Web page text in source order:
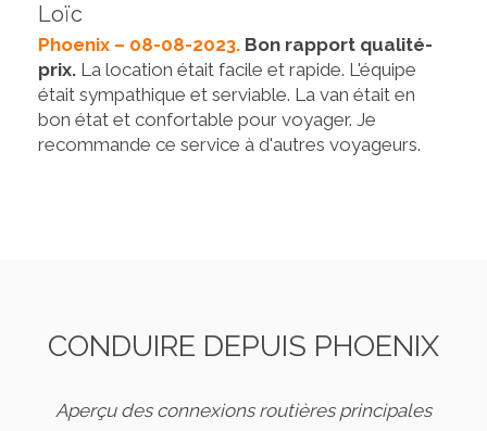
Loïc
Phoenix – 08-08-2023. Bon rapport qualité-
prix. La location était facile et rapide. L'équipe
était sympathique et serviable. La van était en
bon état et confortable pour voyager. Je
recommande ce service à d'autres voyageurs.
CONDUIRE DEPUIS PHOENIX
Aperçu des connexions routières principales